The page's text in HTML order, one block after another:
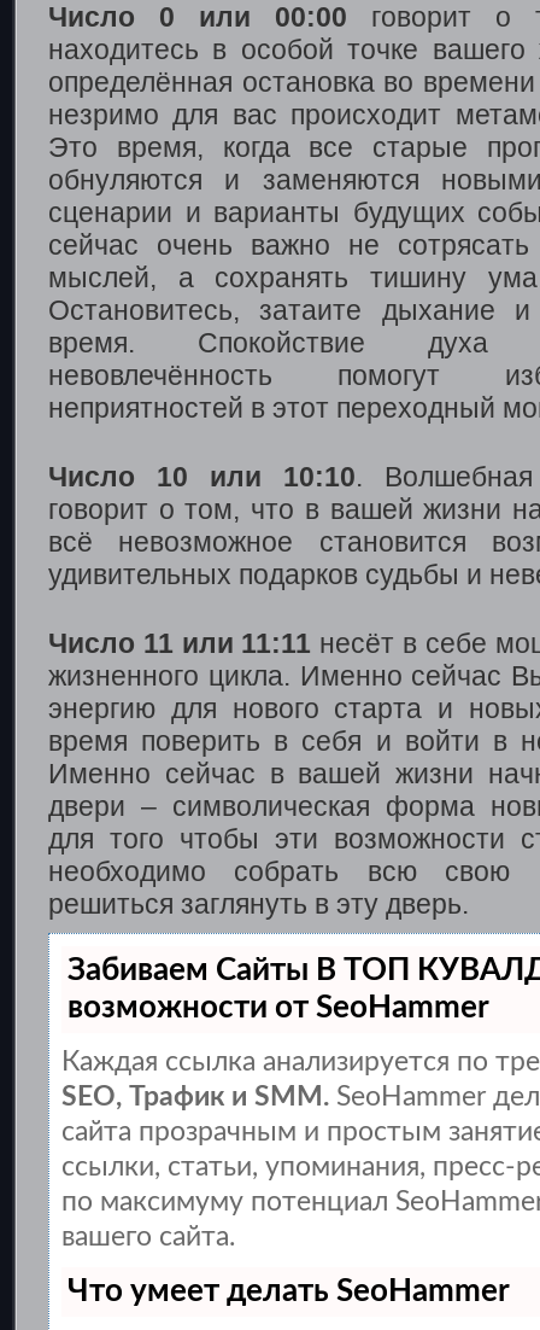
Число 0 или 00:00 говорит о
находитесь в особой точке
определённая остановка во
незримо для вас происходит
Это время, когда все старые
обнуляются и заменяются
сценарии и варианты будущих
сейчас очень важно не сотрясать
мыслей, а сохранять тишину
Остановитесь, затаите дыхание
время. Спокойствие духа
невовлечённость помогут
неприятностей в этот переходный
Число 10 или 10:10. Волшебная
говорит о том, что в вашей жизни
всё невозможное становится
удивительных подарков судьбы и
Число 11 или 11:11 несёт в себе
жизненного цикла. Именно сейчас
энергию для нового старта и
время поверить в себя и войти в
Именно сейчас в вашей жизни
двери – символическая форма
для того чтобы эти возможности
необходимо собрать всю свою
решиться заглянуть в эту дверь.
Забиваем Сайты В ТОП
возможности от SeoHammer
Каждая ссылка анализируется по
SEO, Трафик и SMM. SeoHammer
сайта прозрачным и простым
ссылки, статьи, упоминания, пресс-
по максимуму потенциал
вашего сайта.
Что умеет делать SeoHammer